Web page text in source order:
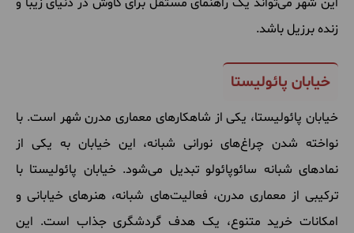
زنده برزیل باشد.
خیابان پائولیستا
خیابان پائولیستا، یکی از شاهکارهای معماری مدرن شهر است. با
نواخته شدن چراغ‌های نورانی شبانه، این خیابان به یکی از
نمادهای شبانه سائوپائولو تبدیل می‌شود. خیابان پائولیستا با
ترکیبی از معماری مدرن، فعالیت‌های شبانه، هنرهای خیابانی و
امکانات خرید متنوع، یک هدف گردشگری جذاب است. این